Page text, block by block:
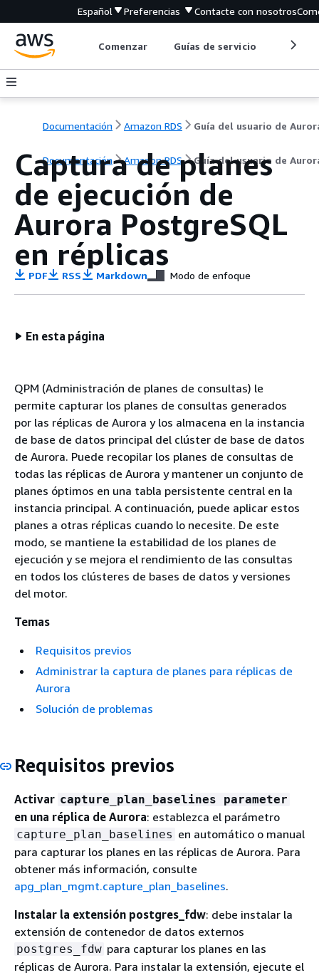
Español Preferencias Contacte con nosotros
Comenzar Guías de servicio
Documentación Amazon RDS Guía del usuario de
Documentación Amazon RDS Guía del usuario de
Captura de planes
de ejecución de
Aurora PostgreSQL
en réplicas
PDF RSS Markdown Modo de enfoque
En esta página
QPM (Administración de planes de consultas) le
permite capturar los planes de consultas generados
por las réplicas de Aurora y los almacena en la instancia
de base de datos principal del clúster de base de datos
de Aurora. Puede recopilar los planes de consultas de
todas las réplicas de Aurora y mantener un conjunto de
planes óptimos en una tabla persistente central en la
instancia principal. A continuación, puede aplicar estos
planes a otras réplicas cuando lo necesite. De este
modo, se mantiene la estabilidad de los planes de
ejecución y se mejora el rendimiento de las consultas
en todos los clústeres de bases de datos y versiones
del motor.
Temas
Requisitos previos
Administrar la captura de planes para réplicas de
Aurora
Solución de problemas
Requisitos previos
Activar capture_plan_baselines parameter
en una réplica de Aurora: establezca el parámetro
capture_plan_baselines en automático o manual
para capturar los planes en las réplicas de Aurora. Para
obtener más información, consulte
apg_plan_mgmt.capture_plan_baselines.
Instalar la extensión postgres_fdw: debe instalar la
extensión de contenedor de datos externos
postgres_fdw para capturar los planes en las
réplicas de Aurora. Para instalar la extensión, ejecute el